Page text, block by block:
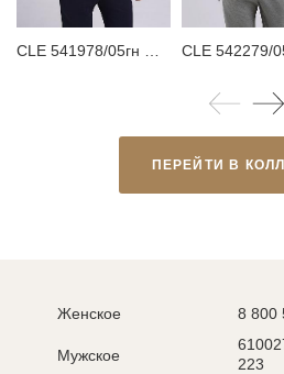
ПЕРЕЙТИ В
Женское
Мужское
8 800
223